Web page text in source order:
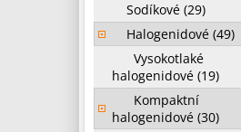
Sodíkové (29)
Halogenidové (49)
Vysokotlaké
halogenidové (19)
Kompaktní
halogenidové (30)